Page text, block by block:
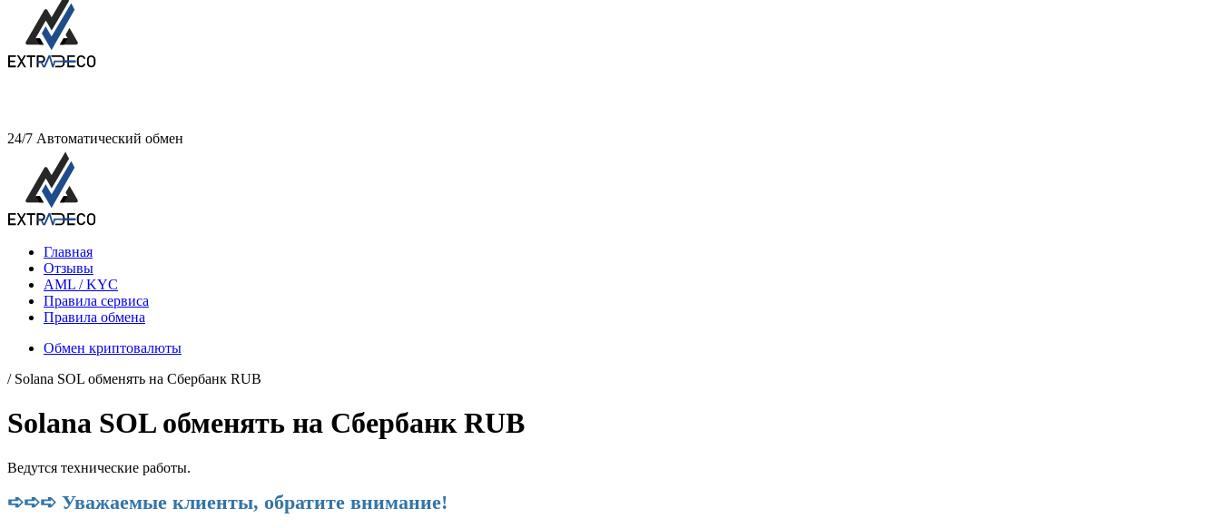
24/7 Автоматический обмен
Главная
Отзывы
AML / KYC
Правила сервиса
Правила обмена
Обмен криптовалюты
/ Solana SOL обменять на Сбербанк RUB
Solana SOL обменять на Сбербанк RUB
Ведутся технические работы.
➪➪➪ Уважаемые клиенты, обратите внимание!